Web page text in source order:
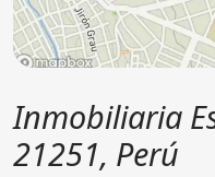
Inmobiliaria
21251, Perú